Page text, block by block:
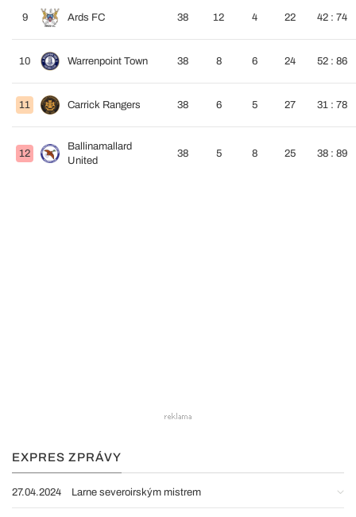
9 Ards FC 38 12 4 22 42 : 74
10 Warrenpoint Town 38 8 6 24 52 : 86
11 Carrick Rangers 38 6 5 27 31 : 78
12
Ballinamallard
United
38 5 8 25 38 : 89
EXPRES ZPRÁVY
27.04.2024 Larne severoirským mistrem